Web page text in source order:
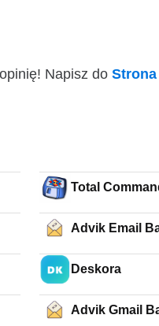
Napisz do
Total
Advik Email
Deskora
Advik Gmail